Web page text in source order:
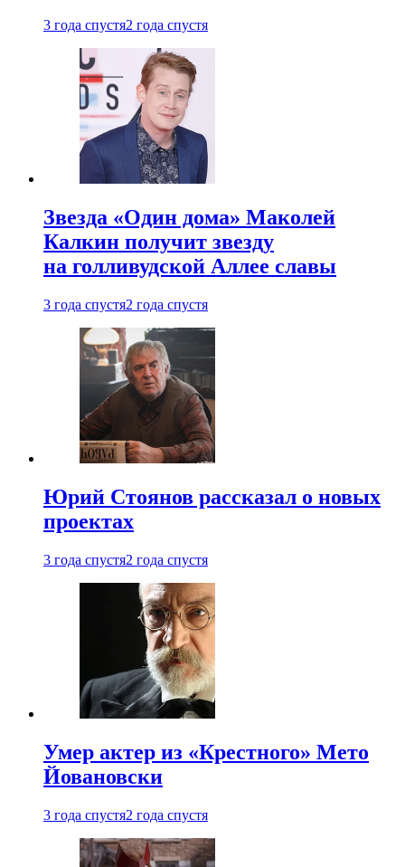
3 года спустя2 года спустя
Звезда «Один дома» Маколей
Калкин получит звезду
на голливудской Аллее славы
3 года спустя2 года спустя
Юрий Стоянов рассказал о новых
проектах
3 года спустя2 года спустя
Умер актер из «Крестного» Мето
Йовановски
3 года спустя2 года спустя